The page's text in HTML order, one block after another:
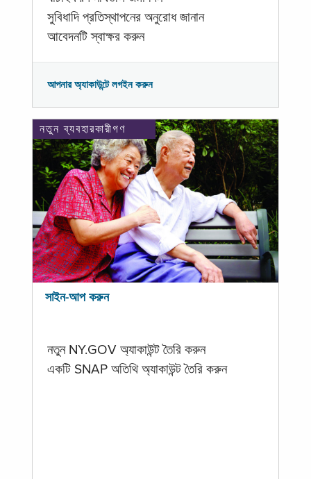
সুবিধাদি প্রতিস্থাপনের অনুরোধ জানান
আবেদনটি স্বাক্ষর করুন
আপনার অ্যাকাউন্টে লগইন করুন
নতুন ব্যবহারকারীগণ
সাইন-আপ করুন
নতুন NY.GOV অ্যাকাউন্ট তৈরি করুন
একটি SNAP অতিথি অ্যাকাউন্ট তৈরি করুন